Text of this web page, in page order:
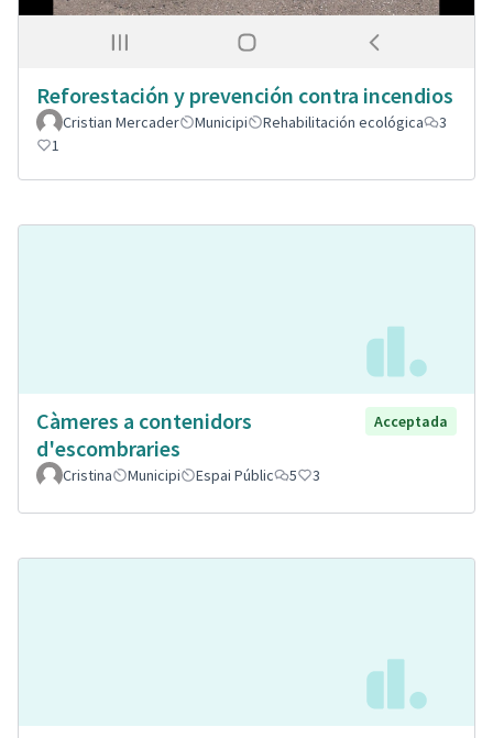
Reforestación y prevención contra incendios
Cristian Mercader Municipi Rehabilitación ecológica
3
1
Càmeres a contenidors
d'escombraries
Acceptada
Cristina Municipi Espai Públic 5 3